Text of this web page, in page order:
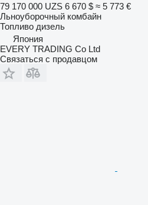
79 170 000 UZS 6 670 $ ≈ 5 773 €
Льноуборочный комбайн
Топливо дизель
Япония
EVERY TRADING Co Ltd
Связаться с продавцом